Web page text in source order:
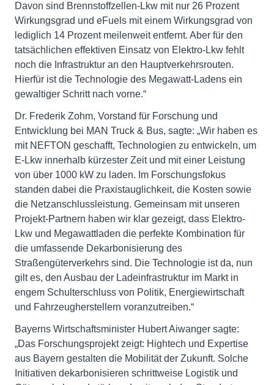
Davon sind Brennstoffzellen-Lkw mit nur 26 Prozent
Wirkungsgrad und eFuels mit einem Wirkungsgrad von
lediglich 14 Prozent meilenweit entfernt. Aber für den
tatsächlichen effektiven Einsatz von Elektro-Lkw fehlt
noch die Infrastruktur an den Hauptverkehrsrouten.
Hierfür ist die Technologie des Megawatt-Ladens ein
gewaltiger Schritt nach vorne.“
Dr. Frederik Zohm, Vorstand für Forschung und
Entwicklung bei MAN Truck & Bus, sagte: „Wir haben es
mit NEFTON geschafft, Technologien zu entwickeln, um
E-Lkw innerhalb kürzester Zeit und mit einer Leistung
von über 1000 kW zu laden. Im Forschungsfokus
standen dabei die Praxistauglichkeit, die Kosten sowie
die Netzanschlussleistung. Gemeinsam mit unseren
Projekt-Partnern haben wir klar gezeigt, dass Elektro-
Lkw und Megawattladen die perfekte Kombination für
die umfassende Dekarbonisierung des
Straßengüterverkehrs sind. Die Technologie ist da, nun
gilt es, den Ausbau der Ladeinfrastruktur im Markt in
engem Schulterschluss von Politik, Energiewirtschaft
und Fahrzeugherstellern voranzutreiben.“
Bayerns Wirtschaftsminister Hubert Aiwanger sagte:
„Das Forschungsprojekt zeigt: Hightech und Expertise
aus Bayern gestalten die Mobilität der Zukunft. Solche
Initiativen dekarbonisieren schrittweise Logistik und